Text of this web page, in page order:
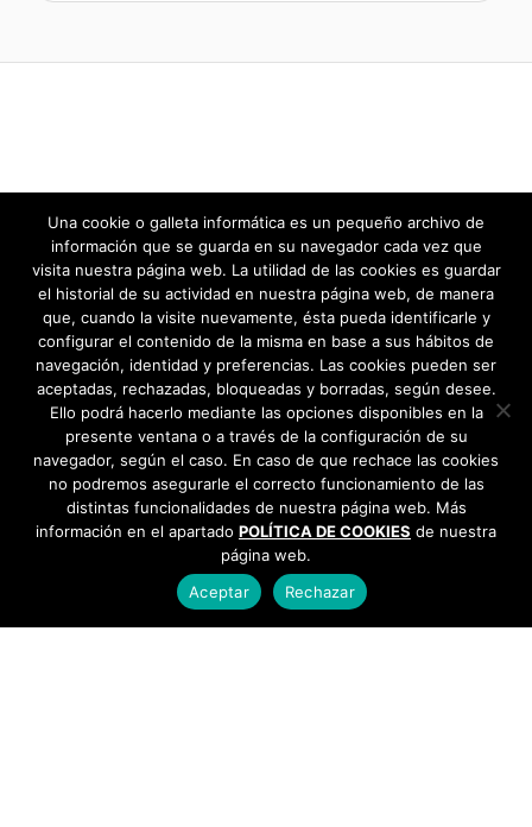
Una cookie o galleta informática es un pequeño archivo de
información que se guarda en su navegador cada vez que
visita nuestra página web. La utilidad de las cookies es guardar
el historial de su actividad en nuestra página web, de manera
que, cuando la visite nuevamente, ésta pueda identificarle y
configurar el contenido de la misma en base a sus hábitos de
navegación, identidad y preferencias. Las cookies pueden ser
aceptadas, rechazadas, bloqueadas y borradas, según desee.
Ello podrá hacerlo mediante las opciones disponibles en la
presente ventana o a través de la configuración de su
navegador, según el caso. En caso de que rechace las cookies
no podremos asegurarle el correcto funcionamiento de las
distintas funcionalidades de nuestra página web. Más
información en el apartado POLÍTICA DE COOKIES de nuestra
página web.
Aceptar
Rechazar